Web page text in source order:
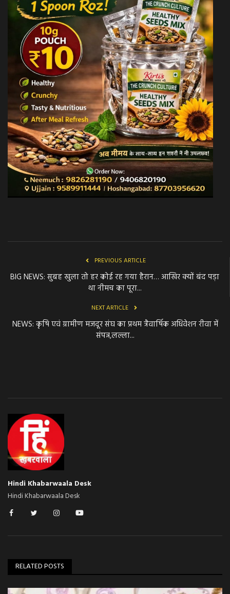
PREVIOUS ARTICLE
BIG NEWS: सुबह खुला तो हर कोई रह गया हैरान… आखिर क्यों बंद पड़ा
था नीमच का पूरा...
NEXT ARTICLE
NEWS: कृषि एवं ग्रामीण मजदूर संघ का प्रथम त्रैवार्षिक अधिवेशन रीवा में
संपन्न,लल्ला...
Hindi Khabarwaala Desk
Hindi Khabarwaala Desk
RELATED POSTS